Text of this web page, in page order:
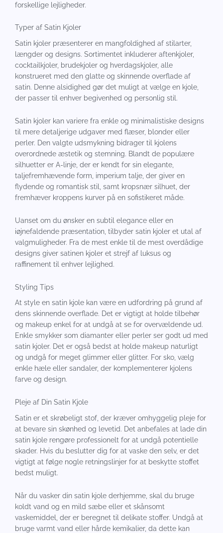
forskellige lejligheder.
Typer af Satin Kjoler
Satin kjoler præsenterer en mangfoldighed af stilarter,
længder og designs. Sortimentet inkluderer aftenkjoler,
cocktailkjoler, brudekjoler og hverdagskjoler, alle
konstrueret med den glatte og skinnende overflade af
satin. Denne alsidighed gør det muligt at vælge en kjole,
der passer til enhver begivenhed og personlig stil.
Satin kjoler kan variere fra enkle og minimalistiske designs
til mere detaljerige udgaver med flæser, blonder eller
perler. Den valgte udsmykning bidrager til kjolens
overordnede æstetik og stemning. Blandt de populære
silhuetter er A-linje, der er kendt for sin elegante,
taljefremhævende form, imperium talje, der giver en
flydende og romantisk stil, samt kropsnær silhuet, der
fremhæver kroppens kurver på en sofistikeret måde.
Uanset om du ønsker en subtil elegance eller en
iøjnefaldende præsentation, tilbyder satin kjoler et utal af
valgmuligheder. Fra de mest enkle til de mest overdådige
designs giver satinen kjoler et strejf af luksus og
raffinement til enhver lejlighed.
Styling Tips
At style en satin kjole kan være en udfordring på grund af
dens skinnende overflade. Det er vigtigt at holde tilbehør
og makeup enkel for at undgå at se for overvældende ud.
Enkle smykker som diamanter eller perler ser godt ud med
satin kjoler. Det er også bedst at holde makeup naturligt
og undgå for meget glimmer eller glitter. For sko, vælg
enkle hæle eller sandaler, der komplementerer kjolens
farve og design.
Pleje af Din Satin Kjole
Satin er et skrøbeligt stof, der kræver omhyggelig pleje for
at bevare sin skønhed og levetid. Det anbefales at lade din
satin kjole rengøre professionelt for at undgå potentielle
skader. Hvis du beslutter dig for at vaske den selv, er det
vigtigt at følge nogle retningslinjer for at beskytte stoffet
bedst muligt.
Når du vasker din satin kjole derhjemme, skal du bruge
koldt vand og en mild sæbe eller et skånsomt
vaskemiddel, der er beregnet til delikate stoffer. Undgå at
bruge varmt vand eller hårde kemikalier, da dette kan